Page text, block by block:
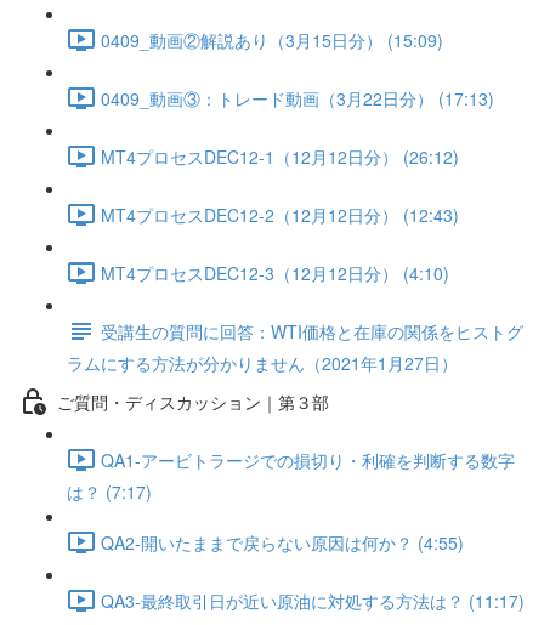
0409_動画②解説あり（3月15日分） (15:09)
0409_動画③：トレード動画（3月22日分） (17:13)
MT4プロセスDEC12-1（12月12日分） (26:12)
MT4プロセスDEC12-2（12月12日分） (12:43)
MT4プロセスDEC12-3（12月12日分） (4:10)
受講生の質問に回答：WTI価格と在庫の関係をヒストグ
ラムにする方法が分かりません（2021年1月27日）
ご質問・ディスカッション｜第３部
QA1-アービトラージでの損切り・利確を判断する数字
は？ (7:17)
QA2-開いたままで戻らない原因は何か？ (4:55)
QA3-最終取引日が近い原油に対処する方法は？ (11:17)